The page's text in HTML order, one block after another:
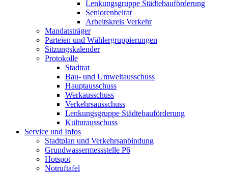
Lenkungsgruppe Städtebauförderung
Seniorenbeirat
Arbeitskreis Verkehr
Mandatsträger
Parteien und Wählergruppierungen
Sitzungskalender
Protokolle
Stadtrat
Bau- und Umweltausschuss
Hauptausschuss
Werkausschuss
Verkehrsausschuss
Lenkungsgruppe Städtebauförderung
Kulturausschuss
Service und Infos
Stadtplan und Verkehrsanbindung
Grundwassermessstelle P6
Hotspot
Notruftafel